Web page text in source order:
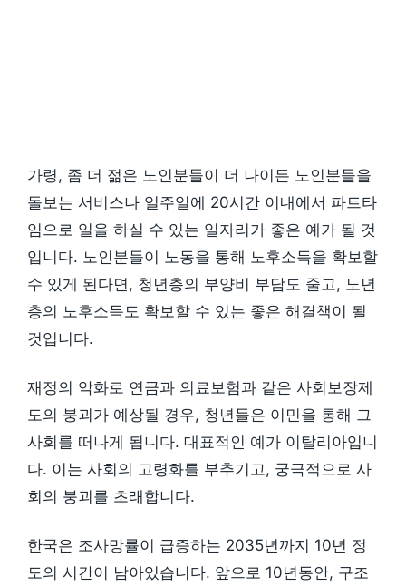
가령, 좀 더 젊은 노인분들이 더 나이든 노인분들을
돌보는 서비스나 일주일에 20시간 이내에서 파트타
임으로 일을 하실 수 있는 일자리가 좋은 예가 될 것
입니다. 노인분들이 노동을 통해 노후소득을 확보할
수 있게 된다면, 청년층의 부양비 부담도 줄고, 노년
층의 노후소득도 확보할 수 있는 좋은 해결책이 될
것입니다.
재정의 악화로 연금과 의료보험과 같은 사회보장제
도의 붕괴가 예상될 경우, 청년들은 이민을 통해 그
사회를 떠나게 됩니다. 대표적인 예가 이탈리아입니
다. 이는 사회의 고령화를 부추기고, 궁극적으로 사
회의 붕괴를 초래합니다.
한국은 조사망률이 급증하는 2035년까지 10년 정
도의 시간이 남아있습니다. 앞으로 10년동안, 구조